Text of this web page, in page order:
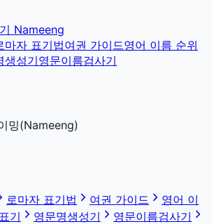
Nameeng
마자 표기법여권 가이드영어 이름 순위
생성기영문이름검사기
밍(Nameeng)
로마자 표기법 여권 가이드
영어 이
기 영문명생성기
영문이름검사기